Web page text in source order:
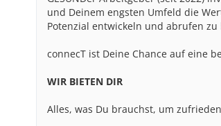
und Deinem engsten Umfeld die
Potenzial entwickeln und abrufen zu
connecT ist Deine Chance auf eine
WIR BIETEN DIR
Alles, was Du brauchst, um